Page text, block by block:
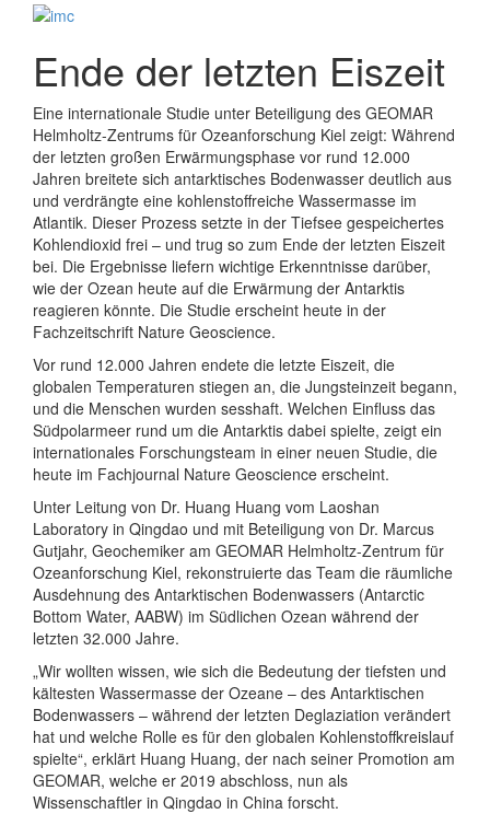
Ende der letzten Eiszeit
Eine internationale Studie unter Beteiligung des GEOMAR
Helmholtz-Zentrums für Ozeanforschung Kiel zeigt: Während
der letzten großen Erwärmungsphase vor rund 12.000
Jahren breitete sich antarktisches Bodenwasser deutlich aus
und verdrängte eine kohlenstoffreiche Wassermasse im
Atlantik. Dieser Prozess setzte in der Tiefsee gespeichertes
Kohlendioxid frei – und trug so zum Ende der letzten Eiszeit
bei. Die Ergebnisse liefern wichtige Erkenntnisse darüber,
wie der Ozean heute auf die Erwärmung der Antarktis
reagieren könnte. Die Studie erscheint heute in der
Fachzeitschrift Nature Geoscience.
Vor rund 12.000 Jahren endete die letzte Eiszeit, die
globalen Temperaturen stiegen an, die Jungsteinzeit begann,
und die Menschen wurden sesshaft. Welchen Einfluss das
Südpolarmeer rund um die Antarktis dabei spielte, zeigt ein
internationales Forschungsteam in einer neuen Studie, die
heute im Fachjournal Nature Geoscience erscheint.
Unter Leitung von Dr. Huang Huang vom Laoshan
Laboratory in Qingdao und mit Beteiligung von Dr. Marcus
Gutjahr, Geochemiker am GEOMAR Helmholtz-Zentrum für
Ozeanforschung Kiel, rekonstruierte das Team die räumliche
Ausdehnung des Antarktischen Bodenwassers (Antarctic
Bottom Water, AABW) im Südlichen Ozean während der
letzten 32.000 Jahre.
„Wir wollten wissen, wie sich die Bedeutung der tiefsten und
kältesten Wassermasse der Ozeane – des Antarktischen
Bodenwassers – während der letzten Deglaziation verändert
hat und welche Rolle es für den globalen Kohlenstoffkreislauf
spielte“, erklärt Huang Huang, der nach seiner Promotion am
GEOMAR, welche er 2019 abschloss, nun als
Wissenschaftler in Qingdao in China forscht.